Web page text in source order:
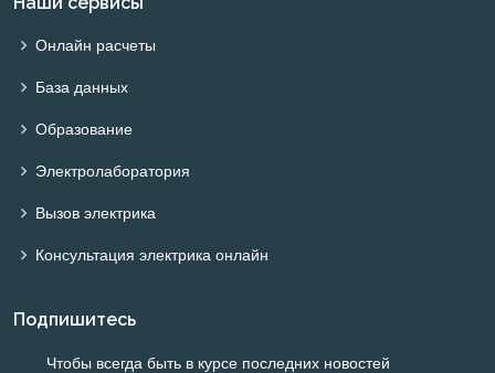
Онлайн расчеты
База данных
Образование
Электролаборатория
Вызов электрика
Консультация электрика онлайн
Подпишитесь
Чтобы всегда быть в курсе последних новостей